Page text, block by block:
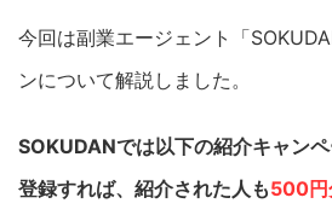
今回は副業エージェント「
ンについて解説しました。
SOKUDANでは以下の紹介キャン
登録すれば、紹介された人も500円